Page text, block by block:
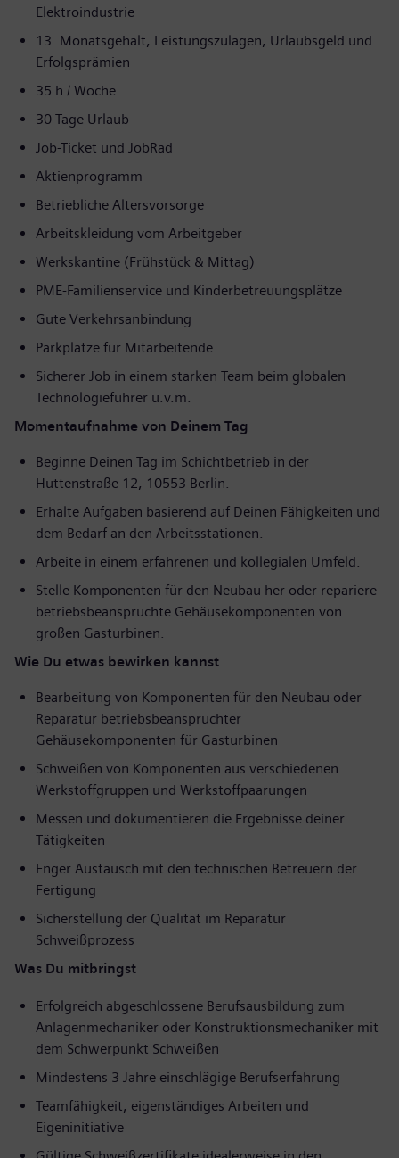
Elektroindustrie
13. Monatsgehalt, Leistungszulagen, Urlaubsgeld und
Erfolgsprämien
35 h / Woche
30 Tage Urlaub
Job-Ticket und JobRad
Aktienprogramm
Betriebliche Altersvorsorge
Arbeitskleidung vom Arbeitgeber
Werkskantine (Frühstück & Mittag)
PME-Familienservice und Kinderbetreuungsplätze
Gute Verkehrsanbindung
Parkplätze für Mitarbeitende
Sicherer Job in einem starken Team beim globalen
Technologieführer u.v.m.
Momentaufnahme von Deinem Tag
Beginne Deinen Tag im Schichtbetrieb in der
Huttenstraße 12, 10553 Berlin.
Erhalte Aufgaben basierend auf Deinen Fähigkeiten und
dem Bedarf an den Arbeitsstationen.
Arbeite in einem erfahrenen und kollegialen Umfeld.
Stelle Komponenten für den Neubau her oder repariere
betriebsbeanspruchte Gehäusekomponenten von
großen Gasturbinen.
Wie Du etwas bewirken kannst
Bearbeitung von Komponenten für den Neubau oder
Reparatur betriebsbeanspruchter
Gehäusekomponenten für Gasturbinen
Schweißen von Komponenten aus verschiedenen
Werkstoffgruppen und Werkstoffpaarungen
Messen und dokumentieren die Ergebnisse deiner
Tätigkeiten
Enger Austausch mit den technischen Betreuern der
Fertigung
Sicherstellung der Qualität im Reparatur
Schweißprozess
Was Du mitbringst
Erfolgreich abgeschlossene Berufsausbildung zum
Anlagenmechaniker oder Konstruktionsmechaniker mit
dem Schwerpunkt Schweißen
Mindestens 3 Jahre einschlägige Berufserfahrung
Teamfähigkeit, eigenständiges Arbeiten und
Eigeninitiative